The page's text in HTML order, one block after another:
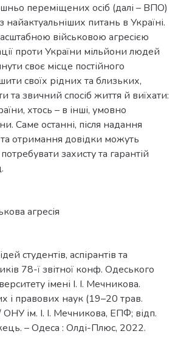
переміщених осіб (далі – ВПО)
найактуальніших питань в Україні.
військовою агресією
проти України мільйони людей
своє місце постійного
своїх рідних та близьких,
та звичний спосіб життя й виїхати:
хтось – в інші, умовно
Саме останні, після надання
отримання довідки можуть
захисту та гарантій
агресія
студентів, аспірантів та
78-ї звітної конф. Одеського
імені І. І. Мечникова.
і правових наук (19–20 трав.
ім. І. І. Мечникова, ЕПФ; відп.
– Одеса : Олді-Плюс, 2022.